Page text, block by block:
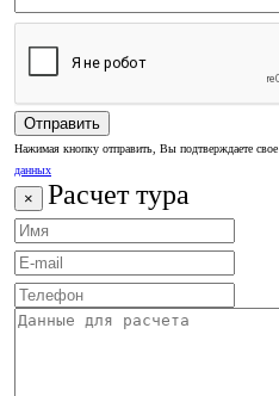
Нажимая кнопку отправить, Вы подтверждаете свое
данных
× Расчет тура